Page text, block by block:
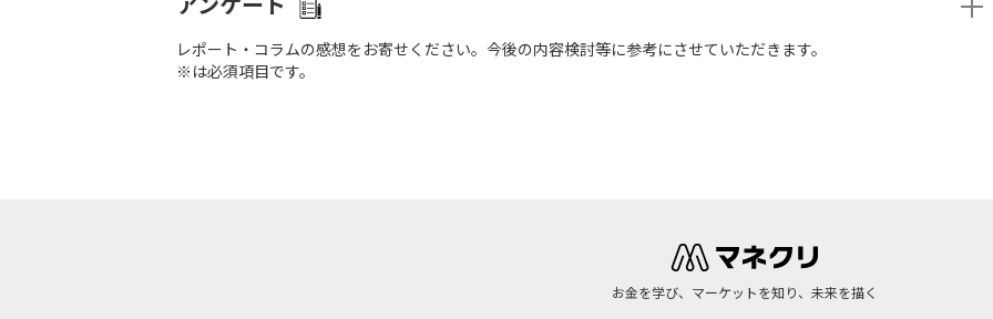
レポート・コラムの感想をお寄せください。今後の内容検討等に参考にさせていただきます。
※は必須項目です。
お金を学び、マーケットを知り、未来を描く